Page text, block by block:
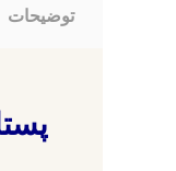
توضیحات